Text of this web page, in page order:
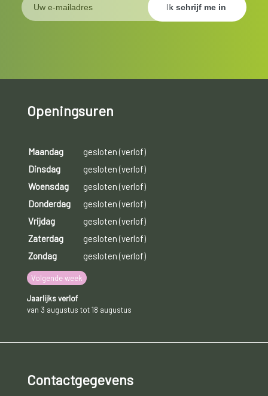
Openingsuren
Maandag
gesloten (verlof)
Dinsdag
gesloten (verlof)
Woensdag
gesloten (verlof)
Donderdag
gesloten (verlof)
Vrijdag
gesloten (verlof)
Zaterdag
gesloten (verlof)
Zondag
gesloten (verlof)
Volgende week
Jaarlijks verlof
van 3 augustus tot 18 augustus
Contactgegevens